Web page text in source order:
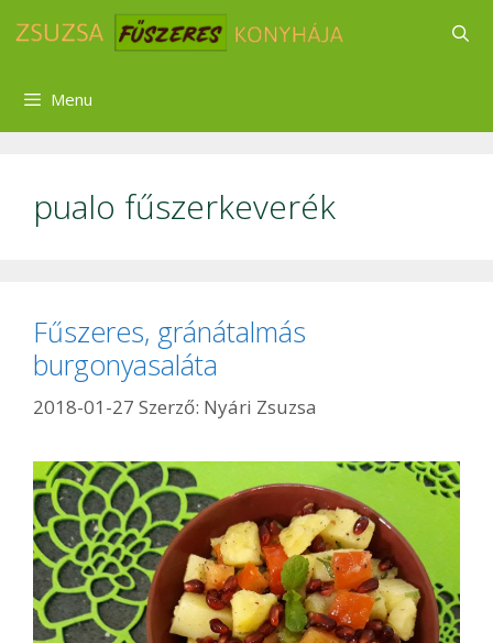
Menu
pualo fűszerkeverék
Fűszeres, gránátalmás
burgonyasaláta
2018-01-27 Szerző: Nyári Zsuzsa